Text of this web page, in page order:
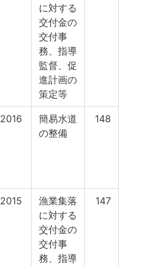
に対する
交付金の
交付事
務、指導
監督、促
進計画の
策定等
2016
簡易水道
の整備
148
2015
漁業集落
に対する
交付金の
交付事
務、指導
147